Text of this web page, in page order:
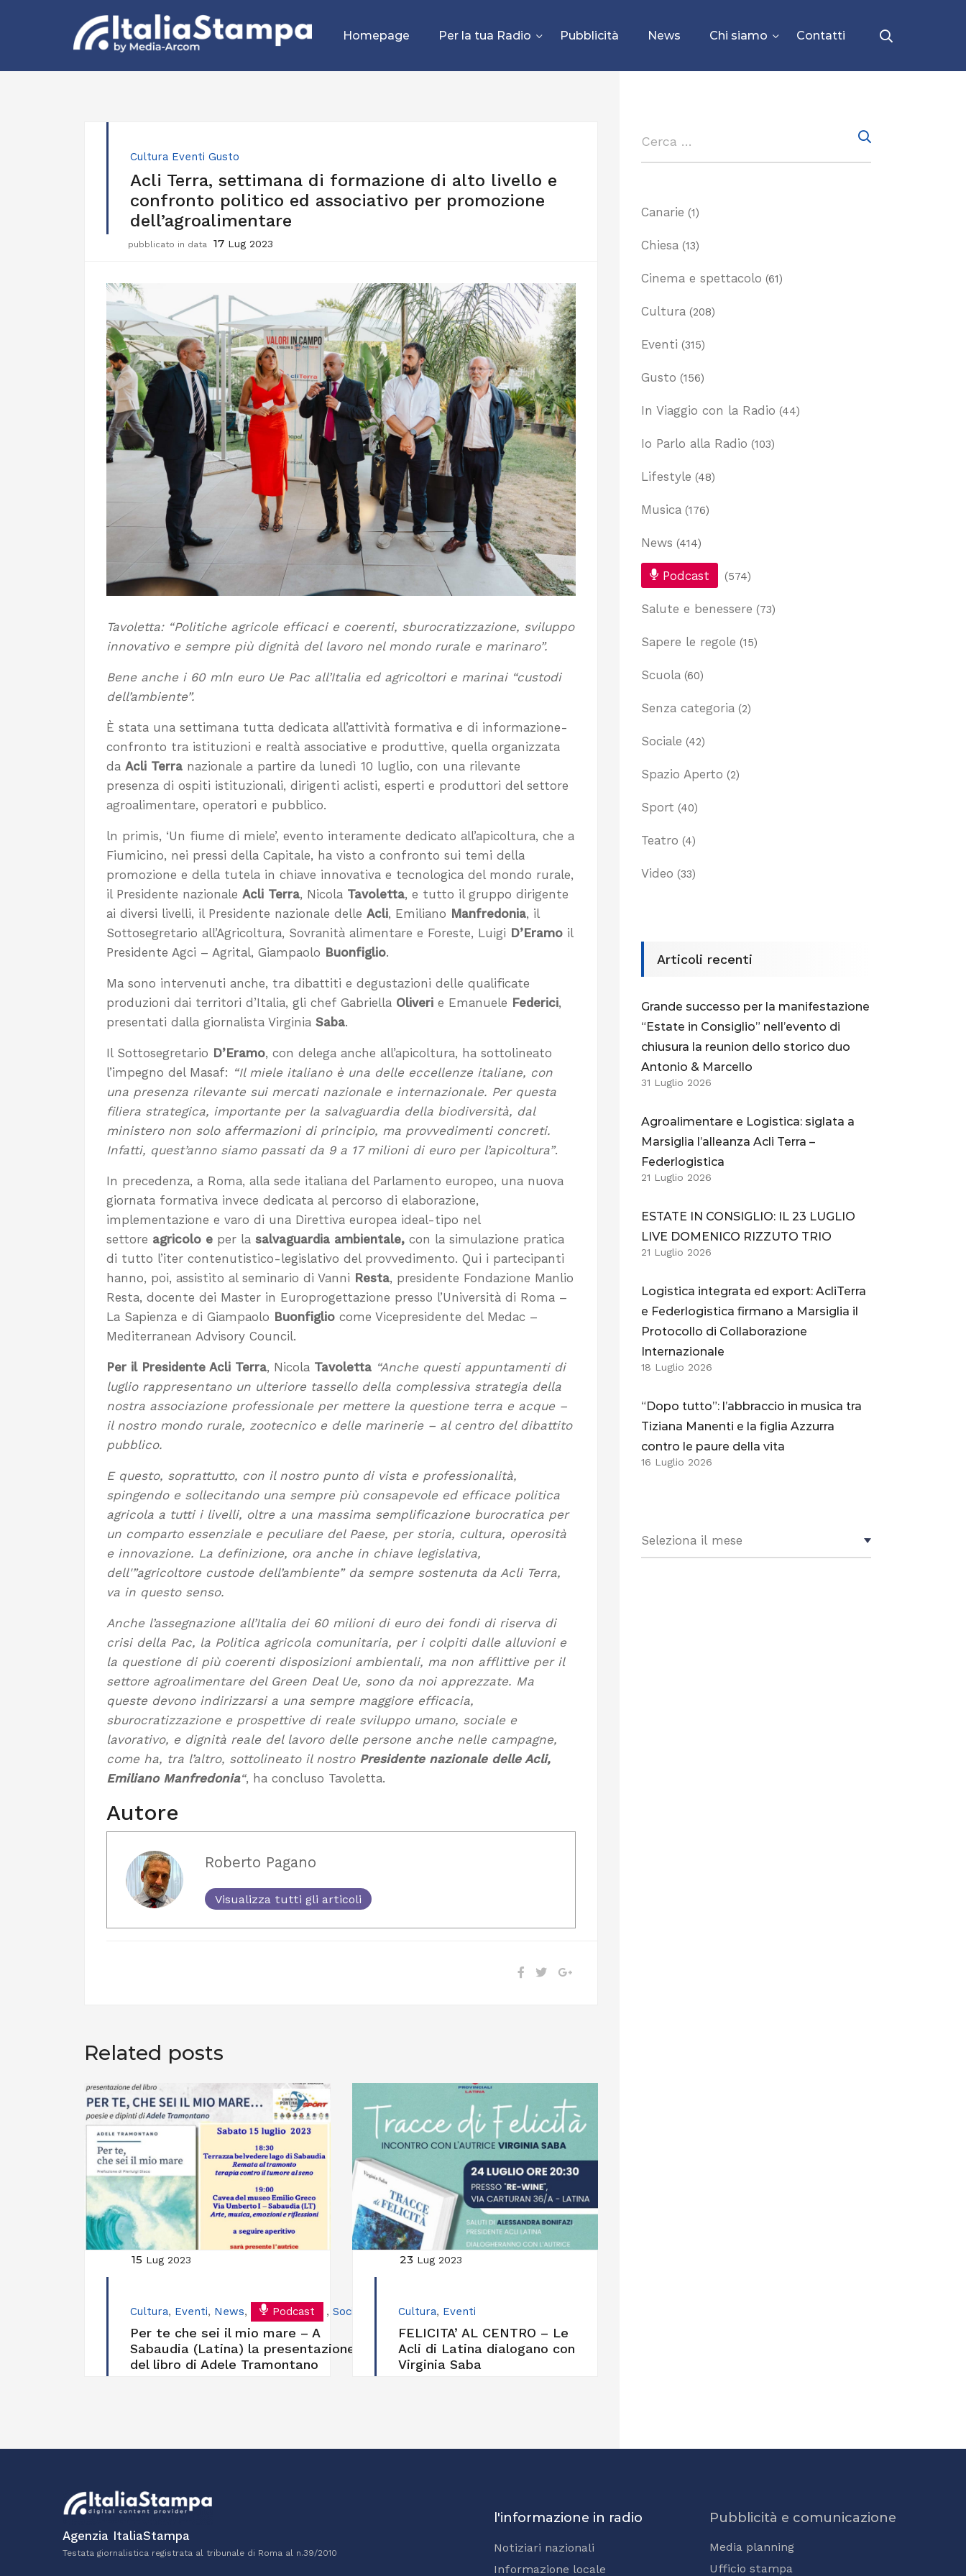
Homepage Per la tua Radio Pubblicità News Chi siamo Contatti
Cultura Eventi Gusto
Acli Terra, settimana di formazione di alto livello e
confronto politico ed associativo per promozione
dell’agroalimentare
pubblicato in data 17 Lug 2023
Tavoletta: “Politiche agricole efficaci e coerenti, sburocratizzazione, sviluppo
innovativo e sempre più dignità del lavoro nel mondo rurale e marinaro”.
Bene anche i 60 mln euro Ue Pac all’Italia ed agricoltori e marinai “custodi
dell’ambiente”.
È stata una settimana tutta dedicata all’attività formativa e di informazione-
confronto tra istituzioni e realtà associative e produttive, quella organizzata
da Acli Terra nazionale a partire da lunedì 10 luglio, con una rilevante
presenza di ospiti istituzionali, dirigenti aclisti, esperti e produttori del settore
agroalimentare, operatori e pubblico.
ln primis, ‘Un fiume di miele’, evento interamente dedicato all’apicoltura, che a
Fiumicino, nei pressi della Capitale, ha visto a confronto sui temi della
promozione e della tutela in chiave innovativa e tecnologica del mondo rurale,
il Presidente nazionale Acli Terra, Nicola Tavoletta, e tutto il gruppo dirigente
ai diversi livelli, il Presidente nazionale delle Acli, Emiliano Manfredonia, il
Sottosegretario all’Agricoltura, Sovranità alimentare e Foreste, Luigi D’Eramo il
Presidente Agci – Agrital, Giampaolo Buonfiglio.
Ma sono intervenuti anche, tra dibattiti e degustazioni delle qualificate
produzioni dai territori d’Italia, gli chef Gabriella Oliveri e Emanuele Federici,
presentati dalla giornalista Virginia Saba.
Il Sottosegretario D’Eramo, con delega anche all’apicoltura, ha sottolineato
l’impegno del Masaf: “Il miele italiano è una delle eccellenze italiane, con
una presenza rilevante sui mercati nazionale e internazionale. Per questa
filiera strategica, importante per la salvaguardia della biodiversità, dal
ministero non solo affermazioni di principio, ma provvedimenti concreti.
Infatti, quest’anno siamo passati da 9 a 17 milioni di euro per l’apicoltura”.
In precedenza, a Roma, alla sede italiana del Parlamento europeo, una nuova
giornata formativa invece dedicata al percorso di elaborazione,
implementazione e varo di una Direttiva europea ideal-tipo nel
settore agricolo e per la salvaguardia ambientale, con la simulazione pratica
di tutto l’iter contenutistico-legislativo del provvedimento. Qui i partecipanti
hanno, poi, assistito al seminario di Vanni Resta, presidente Fondazione Manlio
Resta, docente dei Master in Europrogettazione presso l’Università di Roma –
La Sapienza e di Giampaolo Buonfiglio come Vicepresidente del Medac –
Mediterranean Advisory Council.
Per il Presidente Acli Terra, Nicola Tavoletta “Anche questi appuntamenti di
luglio rappresentano un ulteriore tassello della complessiva strategia della
nostra associazione professionale per mettere la questione terra e acque –
il nostro mondo rurale, zootecnico e delle marinerie – al centro del dibattito
pubblico.
E questo, soprattutto, con il nostro punto di vista e professionalità,
spingendo e sollecitando una sempre più consapevole ed efficace politica
agricola a tutti i livelli, oltre a una massima semplificazione burocratica per
un comparto essenziale e peculiare del Paese, per storia, cultura, operosità
e innovazione. La definizione, ora anche in chiave legislativa,
dell'”agricoltore custode dell’ambiente” da sempre sostenuta da Acli Terra,
va in questo senso.
Anche l’assegnazione all’Italia dei 60 milioni di euro dei fondi di riserva di
crisi della Pac, la Politica agricola comunitaria, per i colpiti dalle alluvioni e
la questione di più coerenti disposizioni ambientali, ma non afflittive per il
settore agroalimentare del Green Deal Ue, sono da noi apprezzate. Ma
queste devono indirizzarsi a una sempre maggiore efficacia,
sburocratizzazione e prospettive di reale sviluppo umano, sociale e
lavorativo, e dignità reale del lavoro delle persone anche nelle campagne,
come ha, tra l’altro, sottolineato il nostro Presidente nazionale delle Acli,
Emiliano Manfredonia“, ha concluso Tavoletta.
Autore
Roberto Pagano
Visualizza tutti gli articoli
Related posts
15 Lug 2023
Cultura, Eventi, News, Podcast , Sociale
Per te che sei il mio mare – A
Sabaudia (Latina) la presentazione
del libro di Adele Tramontano
23 Lug 2023
Cultura, Eventi
FELICITA’ AL CENTRO – Le
Acli di Latina dialogano con
Virginia Saba
Canarie (1)
Chiesa (13)
Cinema e spettacolo (61)
Cultura (208)
Eventi (315)
Gusto (156)
In Viaggio con la Radio (44)
Io Parlo alla Radio (103)
Lifestyle (48)
Musica (176)
News (414)
Podcast (574)
Salute e benessere (73)
Sapere le regole (15)
Scuola (60)
Senza categoria (2)
Sociale (42)
Spazio Aperto (2)
Sport (40)
Teatro (4)
Video (33)
Articoli recenti
Grande successo per la manifestazione
“Estate in Consiglio” nell’evento di
chiusura la reunion dello storico duo
Antonio & Marcello
31 Luglio 2026
Agroalimentare e Logistica: siglata a
Marsiglia l’alleanza Acli Terra –
Federlogistica
21 Luglio 2026
ESTATE IN CONSIGLIO: IL 23 LUGLIO
LIVE DOMENICO RIZZUTO TRIO
21 Luglio 2026
Logistica integrata ed export: AcliTerra
e Federlogistica firmano a Marsiglia il
Protocollo di Collaborazione
Internazionale
18 Luglio 2026
“Dopo tutto”: l’abbraccio in musica tra
Tiziana Manenti e la figlia Azzurra
contro le paure della vita
16 Luglio 2026
Agenzia ItaliaStampa
Testata giornalistica registrata al tribunale di Roma al n.39/2010
l'informazione in radio
Notiziari nazionali
Informazione locale
Pubblicità e comunicazione
Media planning
Ufficio stampa